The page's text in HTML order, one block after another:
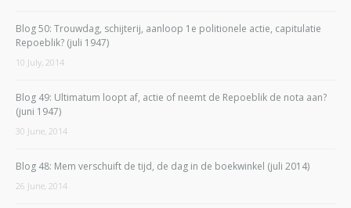
Blog 50: Trouwdag, schijterij, aanloop 1e politionele actie, capitulatie
Repoeblik? (juli 1947)
10 July, 2014
Blog 49: Ultimatum loopt af, actie of neemt de Repoeblik de nota aan?
(juni 1947)
30 June, 2014
Blog 48: Mem verschuift de tijd, de dag in de boekwinkel (juli 2014)
26 June, 2014